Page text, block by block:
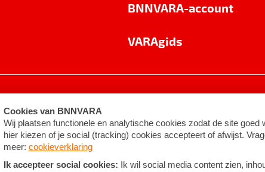
BNNVARA-account
VARAgids
Algemene voorwaarden ©2026BNNVARA